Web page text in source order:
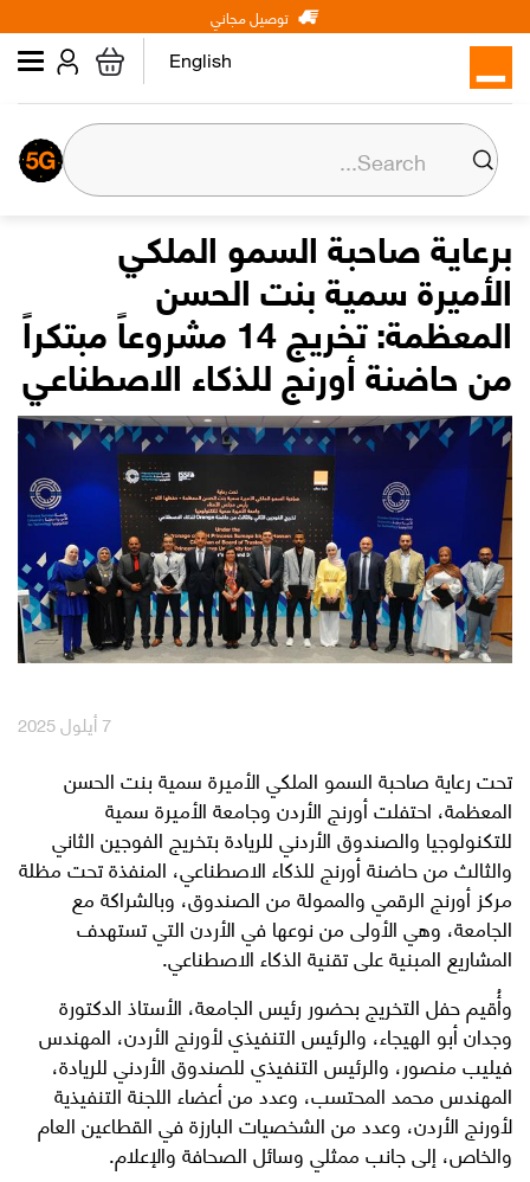
to
main
content
توصيل مجاني
English
Main
navigation
شخصيالأعمالعن أورنج
عن أورنج
المسؤولية المجتمعية
المركز الإعلامي
علاقات المستثمرين
وظائف
English العربية Orange إكسترا
مكافآت Max it
برعاية صاحبة السمو الملكي
الأميرة سمية بنت الحسن
المعظمة: تخريج 14 مشروعاً مبتكراً
من حاضنة أورنج للذكاء الاصطناعي
7 أيلول 2025
تحت رعاية صاحبة السمو الملكي الأميرة سمية بنت الحسن
المعظمة، احتفلت أورنج الأردن وجامعة الأميرة سمية
للتكنولوجيا والصندوق الأردني للريادة بتخريج الفوجين الثاني
والثالث من حاضنة أورنج للذكاء الاصطناعي، المنفذة تحت مظلة
مركز أورنج الرقمي والممولة من الصندوق، وبالشراكة مع
الجامعة، وهي الأولى من نوعها في الأردن التي تستهدف
المشاريع المبنية على تقنية الذكاء الاصطناعي.
وأُقيم حفل التخريج بحضور رئيس الجامعة، الأستاذ الدكتورة
وجدان أبو الهيجاء، والرئيس التنفيذي لأورنج الأردن، المهندس
فيليب منصور، والرئيس التنفيذي للصندوق الأردني للريادة،
المهندس محمد المحتسب، وعدد من أعضاء اللجنة التنفيذية
لأورنج الأردن، وعدد من الشخصيات البارزة في القطاعين العام
والخاص، إلى جانب ممثلي وسائل الصحافة والإعلام.